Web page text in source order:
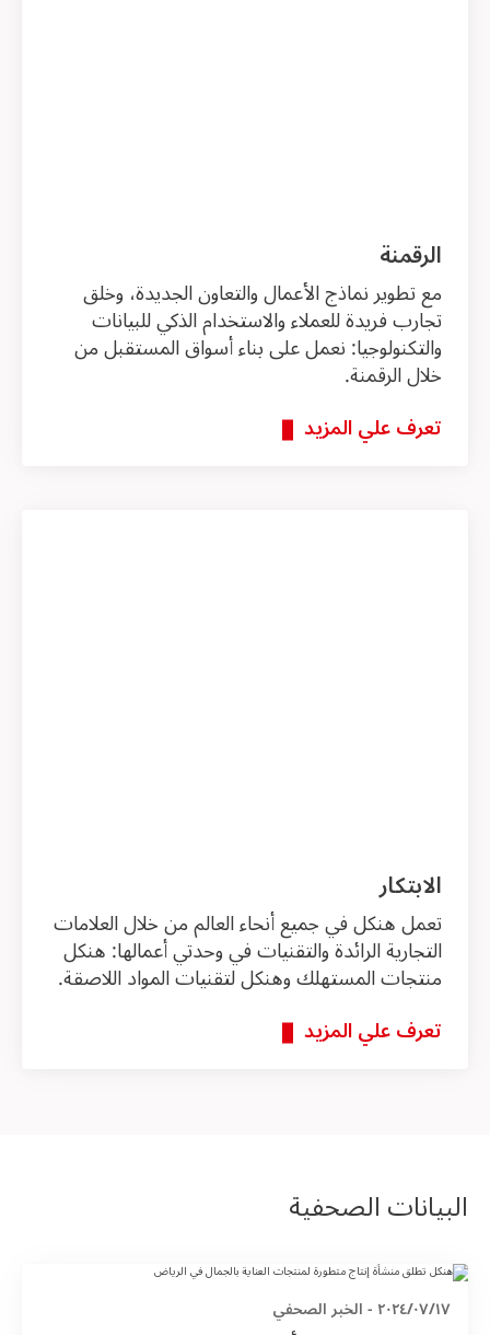
الرقمنة
مع تطوير نماذج الأعمال والتعاون الجديدة، وخلق
تجارب فريدة للعملاء والاستخدام الذكي للبيانات
والتكنولوجيا: نعمل على بناء أسواق المستقبل من
خلال الرقمنة.
تعرف علي المزيد
الابتكار
تعمل هنكل في جميع أنحاء العالم من خلال العلامات
التجارية الرائدة والتقنيات في وحدتي أعمالها: هنكل
منتجات المستهلك وهنكل لتقنيات المواد اللاصقة.
تعرف علي المزيد
البيانات الصحفية
١٧‏/٠٧‏/٢٠٢٤ -الخبر الصحفي